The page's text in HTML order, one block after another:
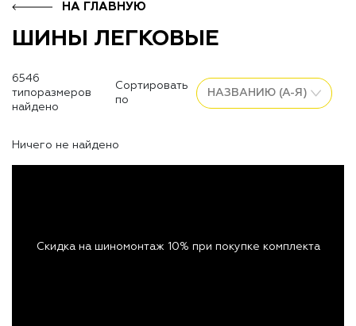
НА ГЛАВНУЮ
ШИНЫ ЛЕГКОВЫЕ
6546
типоразмеров
найдено
Сортировать
по
Ничего не найдено
Скидка на шиномонтаж 10% при покупке комплекта